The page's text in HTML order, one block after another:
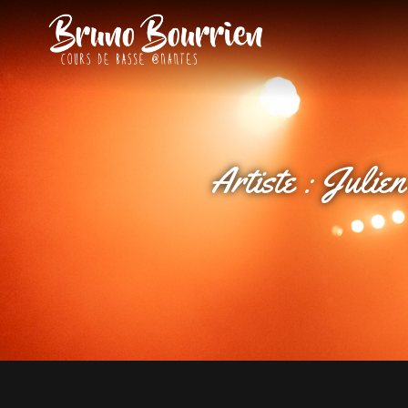
BRUNO
Cours De Basse À Nantes
Artiste :